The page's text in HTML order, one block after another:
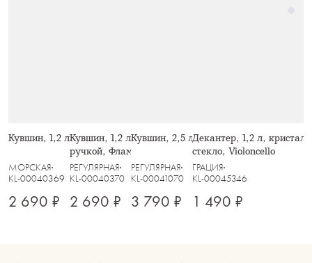
Кувшин, 1,2 л, Кит
МОРСКАЯ
KL-00040369
2 690 ₽
Кувшин, 1,2 л, стекло Б, с розовой
ручкой, Фламинго, Monterey
РЕГУЛЯРНАЯ
KL-00040370
2 690 ₽
Кувшин, 2,5 л, Arcadia
РЕГУЛЯРНАЯ
KL-00041070
3 790 ₽
Декантер, 1,2 л,
стекло, Violoncello
ГРАЦИЯ
KL-00045346
1 490 ₽